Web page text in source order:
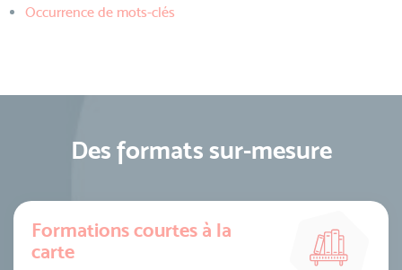
Occurrence de mots-clés
Des formats sur-mesure
Formations courtes à la
carte